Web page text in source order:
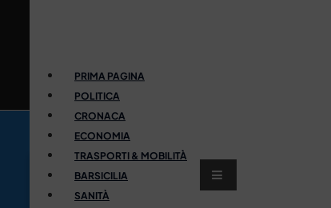
PRIMA PAGINA
POLITICA
CRONACA
ECONOMIA
TRASPORTI & MOBILITÀ
BARSICILIA
SANITÀ